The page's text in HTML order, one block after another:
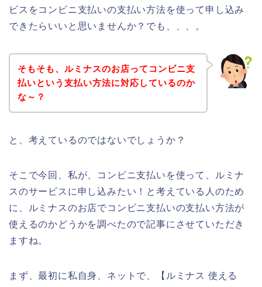
ビスをコンビニ支払いの支払い方法を使って申し込み
できたらいいと思いませんか？でも、、、。
そもそも、ルミナスのお店ってコンビニ支
払いという支払い方法に対応しているのか
な～？
と、考えているのではないでしょうか？
そこで今回、私が、コンビニ支払いを使って、ルミナ
スのサービスに申し込みたい！と考えている人のため
に、ルミナスのお店でコンビニ支払いの支払い方法が
使えるのかどうかを調べたので記事にさせていただき
ますね。
まず、最初に私自身、ネットで、【ルミナス 使える